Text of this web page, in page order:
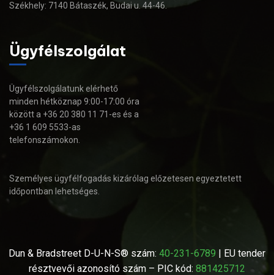
Székhely: 7140 Bátaszék, Budai u. 44-46.
Ügyfélszolgálat
Ügyfélszolgálatunk elérhető
minden hétköznap 9:00-17:00 óra
között a +36 20 380 11 71-es és a
+36 1 609 5533-as
telefonszámokon.
Személyes ügyfélfogadás kizárólag előzetesen egyeztetett
időpontban lehetséges.
Dun & Bradstreet D-U-N-S® szám: 40-231-6789 | EU tender
résztvevői azonosító szám – PIC kód: 881425712